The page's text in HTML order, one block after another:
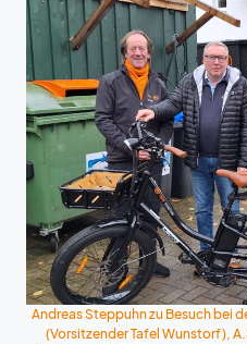
Andreas Steppuhn zu Besuch bei
(Vorsitzender Tafel Wunstorf),